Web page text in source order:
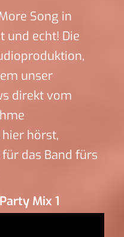
Song in
und echt! Die
unser
direkt vom
hörst,
das Band fürs
Mix 1